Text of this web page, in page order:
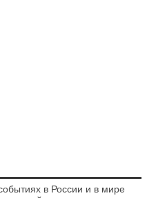
в России и в мире